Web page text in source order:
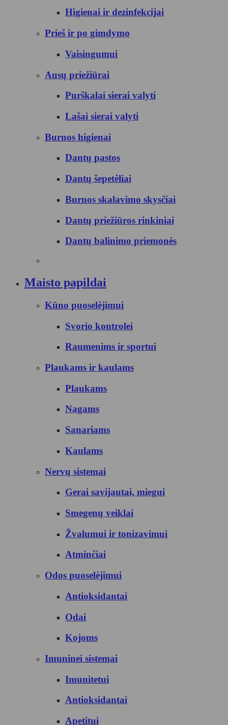
Higienai ir dezinfekcijai
Prieš ir po gimdymo
Vaisingumui
Ausų priežiūrai
Purškalai sierai valyti
Lašai sierai valyti
Burnos higienai
Dantų pastos
Dantų šepetėliai
Burnos skalavimo skysčiai
Dantų priežiūros rinkiniai
Dantų balinimo priemonės
Maisto papildai
Kūno puoselėjimui
Svorio kontrolei
Raumenims ir sportui
Plaukams ir kaulams
Plaukams
Nagams
Sanariams
Kaulams
Nervų sistemai
Gerai savijautai, miegui
Smegenų veiklai
Žvalumui ir tonizavimui
Atminčiai
Odos puoselėjimui
Antioksidantai
Odai
Kojoms
Imuninei sistemai
Imunitetui
Antioksidantai
Apetitui